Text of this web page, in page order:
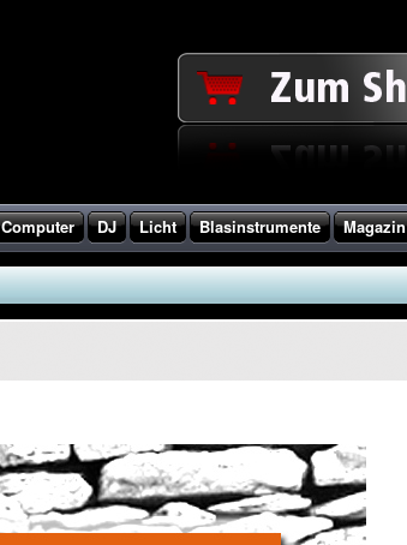
Computer DJ Licht Blasinstrumente Magazin